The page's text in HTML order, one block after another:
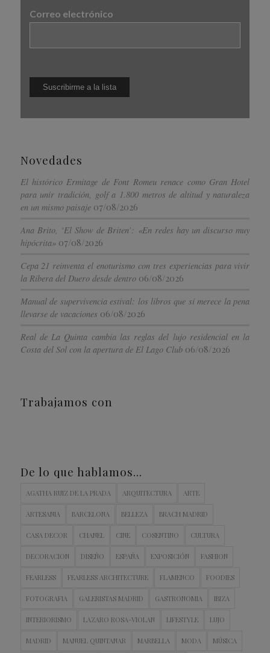
Correo electrónico
Novedades
El histórico Ermitage de Font Romeu renace como Gran Hotel
para unir tradición, golf a 1.800 metros de altitud y naturaleza
en un mismo paisaje 07/08/2026
Ana Brito, ‘El Show de Briten’: «En redes hay un discurso muy
hipócrita» 07/08/2026
Cepa 21 reinventa el enoturismo con tres experiencias para vivir
la Ribera del Duero desde dentro 06/08/2026
Manual de supervivencia estival: los libros que sí merece la pena
llevarse de vacaciones 06/08/2026
Real de La Quinta cambia las reglas del lujo residencial en la
Costa del Sol con la apertura de El Lago Club 06/08/2026
Trabajamos con
De lo que hablamos…
AGATHA RUIZ DE LA PRADA ARQUITECTURA ARTE
ARTESANIA BARCELONA BELLEZA BRACH MADRID
CASA DECOR CHANEL CINE COSENTINO CULTURA
DECORACION DISEÑO ESPAÑA EXPOSICIÓN FASHION
FEARLESS FEARLESS ARCHITECTURE FLAMENCO FOODIES
FOTOGRAFIA GALERISTAS MADRID GASTRONOMIA IBIZA
INTERIORISMO LAZARO ROSA-VIOLAN LIFESTYLE LUJO
MADRID MANUEL QUINTANAR MARBELLA MODA MÚSICA